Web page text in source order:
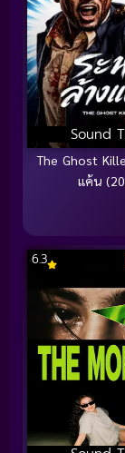
Sound
The Ghost
แค้น
6.3